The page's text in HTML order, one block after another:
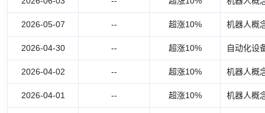
2026-05-07 -- 超涨10% 机器人概
2026-04-30 -- 超涨10% 自动化设
2026-04-02 -- 超涨10% 机器人概
2026-04-01 -- 超涨10% 机器人概